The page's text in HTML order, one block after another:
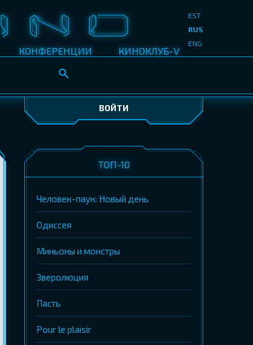
КОНФЕРЕНЦИИ КИНОКЛУБ-V
EST
RUS
ENG
ВОЙТИ
ТОП-10
Человек-паук: Новый день
Одиссея
Миньоны и монстры
Зверолюция
Пасть
Pour le plaisir